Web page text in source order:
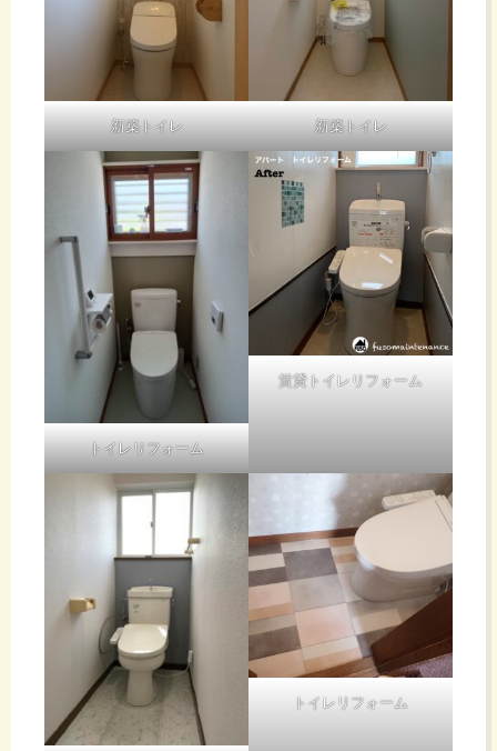
新築トイレ 新築トイレ
トイレリフォーム
賃貸トイレリフォーム
トイレリフォーム